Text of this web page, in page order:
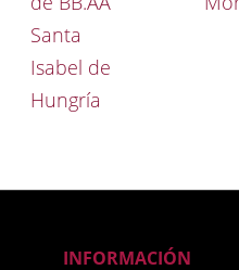
Santa
Isabel de
Hungría
INFORMACIÓN